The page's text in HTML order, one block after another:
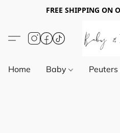
FREE SHIPPING ON
Home Baby